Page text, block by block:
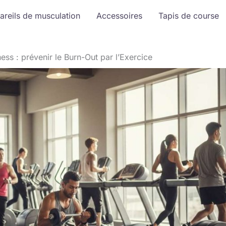
de musculation Accessoires
Tapis de course
: prévenir le Burn-Out par l’Exercice